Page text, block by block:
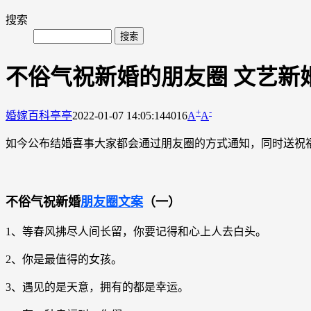
搜索
不俗气祝新婚的朋友圈 文艺新
婚嫁百科亭亭2022-01-07 14:05:144016A+A-
如今公布结婚喜事大家都会通过朋友圈的方式通知，同时送
不俗气祝新婚朋友圈文案 （一）
1、等春风拂尽人间长留，你要记得和心上人去白头。
2、你是最值得的女孩。
3、遇见的是天意，拥有的都是幸运。